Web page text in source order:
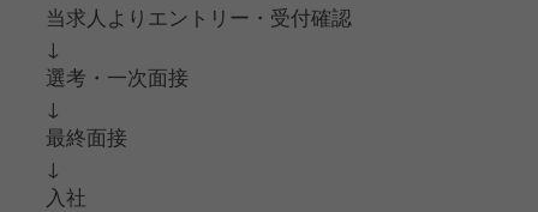
当求人よりエントリー・受付確認
↓
選考・一次面接
↓
最終面接
↓
入社